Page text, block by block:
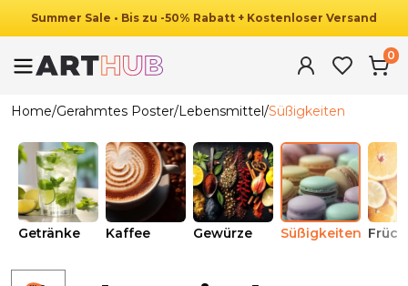
Summer Sale • Bis zu -50% Rabatt + Kostenloser Versand
0
Home/Gerahmtes Poster/Lebensmittel/Süßigkeiten
Getränke Kaffee Gewürze Süßigkeiten